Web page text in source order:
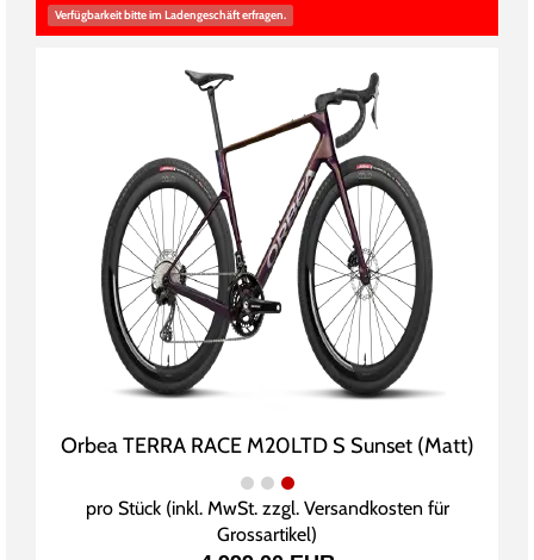
Verfügbarkeit bitte im Ladengeschäft erfragen.
Orbea TERRA RACE M20LTD S Sunset (Matt)
pro Stück (inkl. MwSt. zzgl. Versandkosten für
Grossartikel)